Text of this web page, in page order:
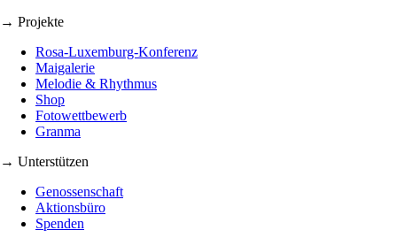
→ Projekte
Rosa-Luxemburg-Konferenz
Maigalerie
Melodie & Rhythmus
Shop
Fotowettbewerb
Granma
→ Unterstützen
Genossenschaft
Aktionsbüro
Spenden